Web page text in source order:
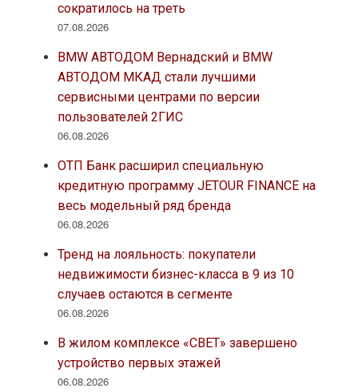
сократилось на треть
07.08.2026
BMW АВТОДОМ Вернадский и BMW
АВТОДОМ МКАД стали лучшими
сервисными центрами по версии
пользователей 2ГИС
06.08.2026
ОТП Банк расширил специальную
кредитную программу JETOUR FINANCE на
весь модельный ряд бренда
06.08.2026
Тренд на лояльность: покупатели
недвижимости бизнес-класса в 9 из 10
случаев остаются в сегменте
06.08.2026
В жилом комплексе «СВЕТ» завершено
устройство первых этажей
06.08.2026